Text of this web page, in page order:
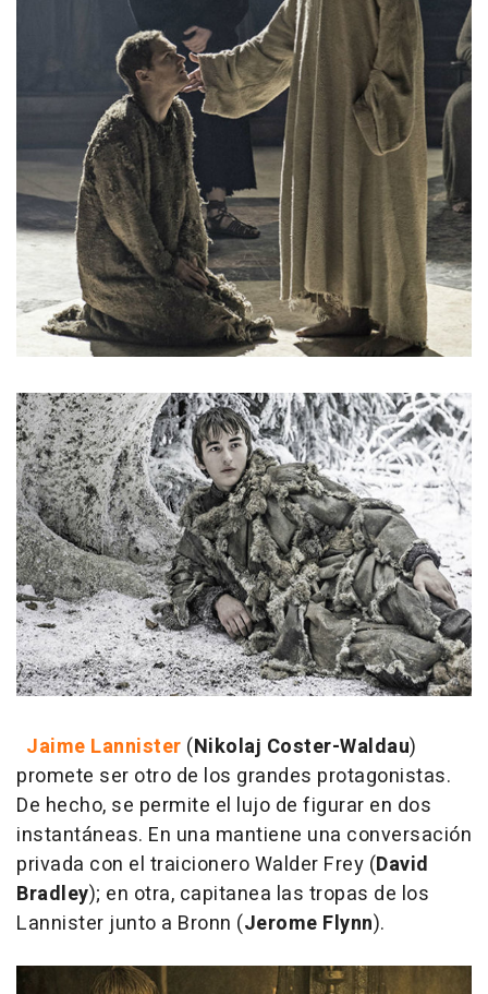
Jaime Lannister (Nikolaj Coster-Waldau)
promete ser otro de los grandes protagonistas.
De hecho, se permite el lujo de figurar en dos
instantáneas. En una mantiene una conversación
privada con el traicionero Walder Frey (David
Bradley); en otra, capitanea las tropas de los
Lannister junto a Bronn (Jerome Flynn).